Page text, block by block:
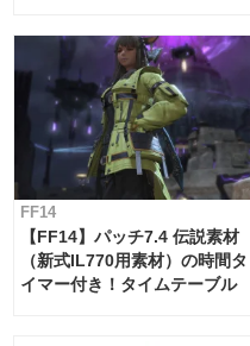
FF14
【FF14】パッチ7.4 伝説素材
（新式IL770用素材）の時間タ
イマー付き！タイムテーブル